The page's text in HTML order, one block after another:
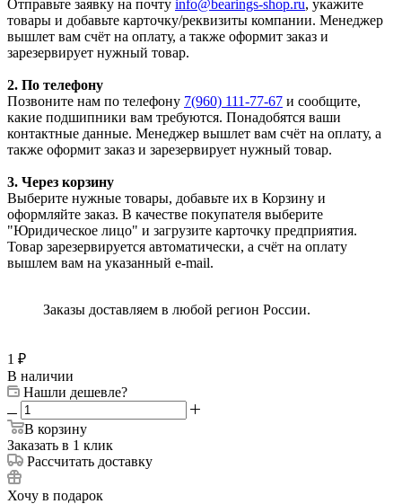
Отправьте заявку на почту info@bearings-shop.ru, укажите
товары и добавьте карточку/реквизиты компании. Менеджер
вышлет вам счёт на оплату, а также оформит заказ и
зарезервирует нужный товар.
2. По телефону
Позвоните нам по телефону 7(960) 111-77-67 и сообщите,
какие подшипники вам требуются. Понадобятся ваши
контактные данные. Менеджер вышлет вам счёт на оплату, а
также оформит заказ и зарезервирует нужный товар.
3. Через корзину
Выберите нужные товары, добавьте их в Корзину и
оформляйте заказ. В качестве покупателя выберите
"Юридическое лицо" и загрузите карточку предприятия.
Товар зарезервируется автоматически, а счёт на оплату
вышлем вам на указанный e-mail.
Заказы доставляем в любой регион России.
1 ₽
В наличии
Нашли дешевле?
В корзину
Заказать в 1 клик
Рассчитать доставку
Хочу в подарок